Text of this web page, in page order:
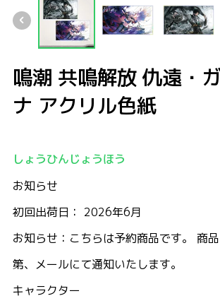
鳴潮 共鳴解放 仇遠・
ナ アクリル色紙
しょうひんじょうほう
お知らせ
初回出荷日： 2026年6月
お知らせ：こちらは予約商品です。 商
第、メールにて通知いたします。
キャラクター